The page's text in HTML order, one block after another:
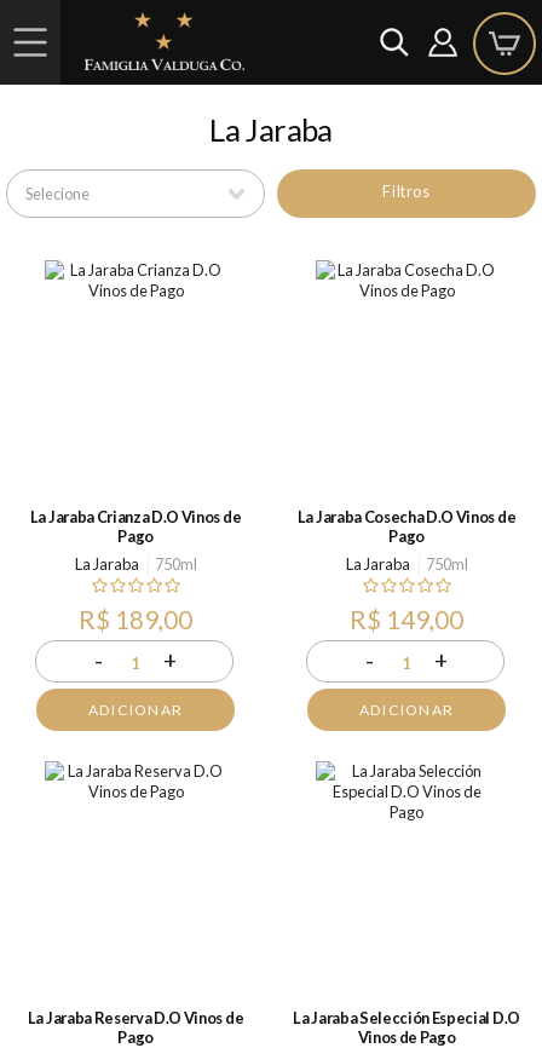
La Jaraba
Filtros
La Jaraba Crianza D.O Vinos de
Pago
La Jaraba
750ml
R$ 189,00
- 1 +
ADICIONAR
La Jaraba Cosecha D.O Vinos de
Pago
La Jaraba
750ml
R$ 149,00
- 1 +
ADICIONAR
La Jaraba Reserva D.O Vinos de
Pago
La Jaraba Selección Especial D.O
Vinos de Pago